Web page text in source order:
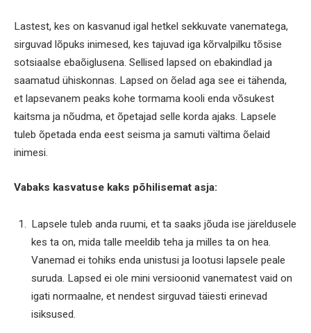
Lastest, kes on kasvanud igal hetkel sekkuvate vanematega,
sirguvad lõpuks inimesed, kes tajuvad iga kõrvalpilku tõsise
sotsiaalse ebaõiglusena. Sellised lapsed on ebakindlad ja
saamatud ühiskonnas. Lapsed on õelad aga see ei tähenda,
et lapsevanem peaks kohe tormama kooli enda võsukest
kaitsma ja nõudma, et õpetajad selle korda ajaks. Lapsele
tuleb õpetada enda eest seisma ja samuti vältima õelaid
inimesi.
Vabaks kasvatuse kaks põhilisemat asja:
Lapsele tuleb anda ruumi, et ta saaks jõuda ise järeldusele
kes ta on, mida talle meeldib teha ja milles ta on hea.
Vanemad ei tohiks enda unistusi ja lootusi lapsele peale
suruda. Lapsed ei ole mini versioonid vanematest vaid on
igati normaalne, et nendest sirguvad täiesti erinevad
isiksused.